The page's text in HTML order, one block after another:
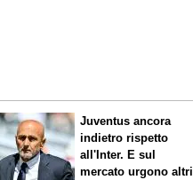
Juventus ancora
indietro rispetto
all'Inter. E sul
mercato urgono altri